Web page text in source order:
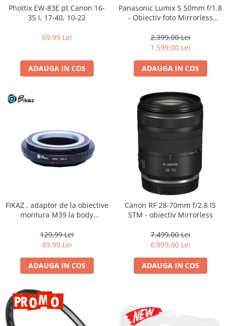
Phottix EW-83E pt Canon 16-
35 I, 17-40, 10-22
69,99 Lei
ADAUGA IN COS
Panasonic Lumix S 50mm f/1.8
- Obiectiv foto Mirrorless
2.399,00 Lei
1.599,00 Lei
ADAUGA IN COS
FIKAZ , adaptor de la obiective
montura M39 la body
129,99 Lei
89,99 Lei
ADAUGA IN COS
Canon RF 28-70mm f/2.8 IS
STM - obiectiv Mirrorless
7.499,00 Lei
6.999,00 Lei
ADAUGA IN COS